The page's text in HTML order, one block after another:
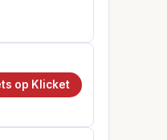
op Klicket